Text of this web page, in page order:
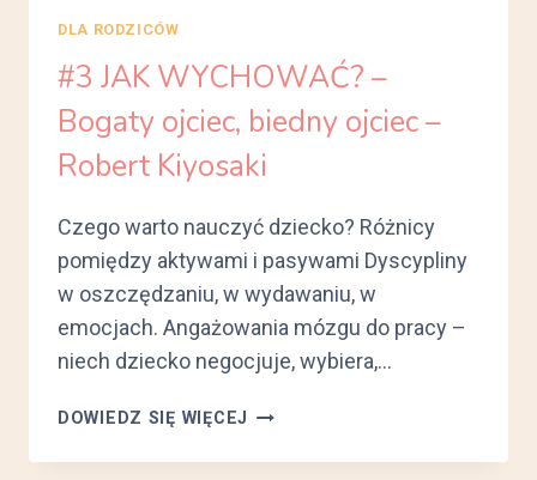
DLA RODZICÓW
#3 JAK WYCHOWAĆ? –
Bogaty ojciec, biedny ojciec –
Robert Kiyosaki
Czego warto nauczyć dziecko? Różnicy
pomiędzy aktywami i pasywami Dyscypliny
w oszczędzaniu, w wydawaniu, w
emocjach. Angażowania mózgu do pracy –
niech dziecko negocjuje, wybiera,…
DOWIEDZ SIĘ WIĘCEJ #3
WYCHOWAĆ?